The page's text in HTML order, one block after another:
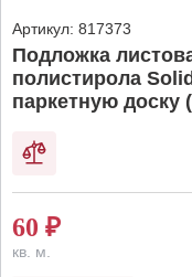
Артикул: 817373
Подложка
полистирола
паркетную доску
60 ₽
кв. м.